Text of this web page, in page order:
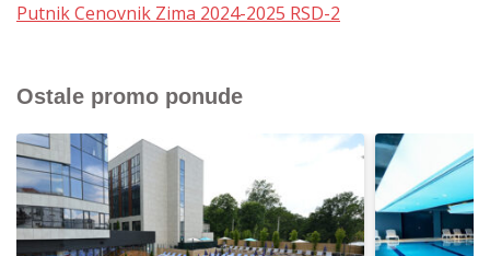
Putnik Cenovnik Zima 2024-2025 RSD-2
Ostale promo ponude